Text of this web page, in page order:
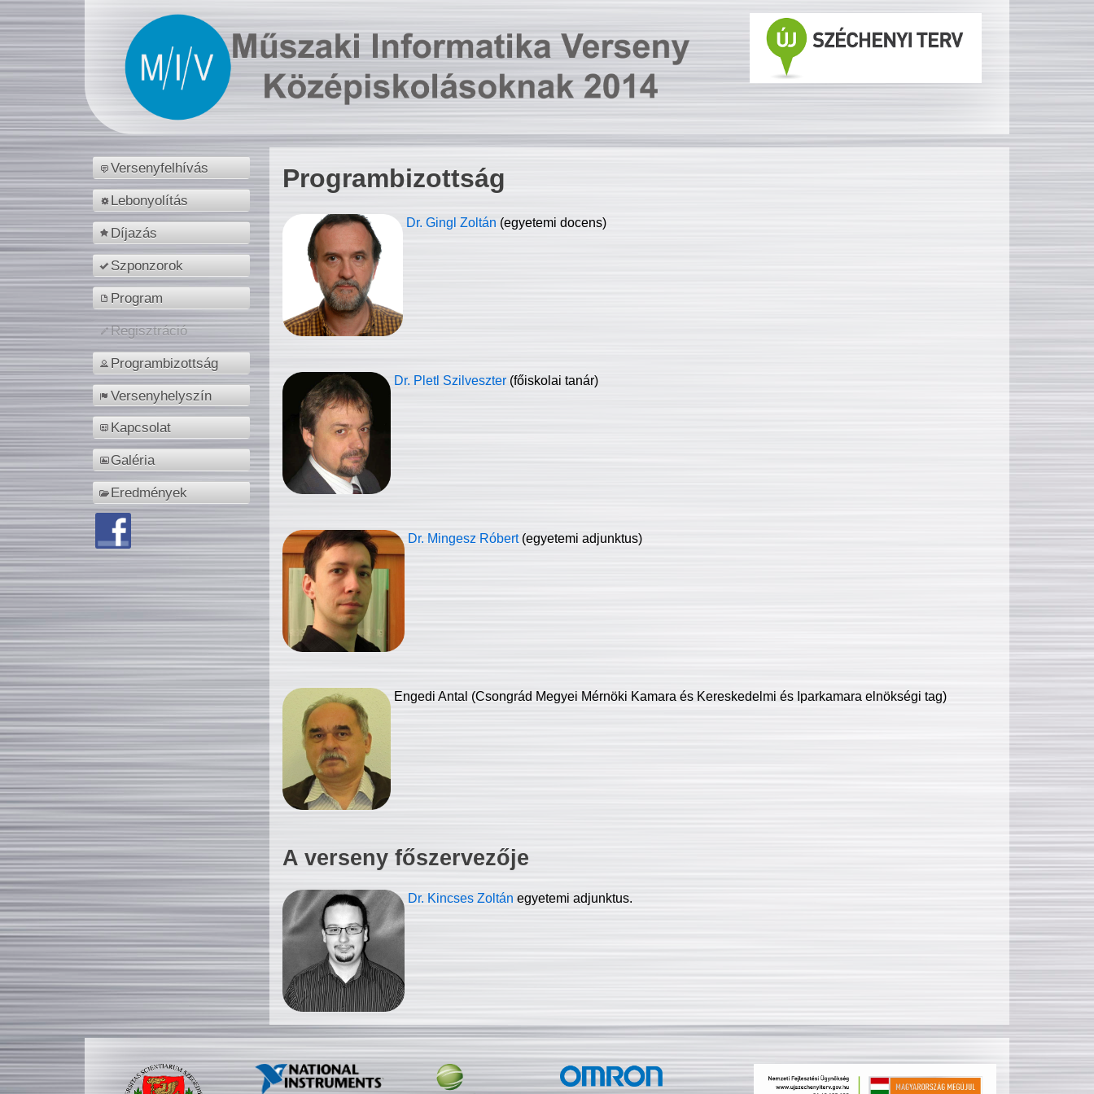
Versenyfelhívás
Lebonyolítás
Díjazás
Szponzorok
Program
Regisztráció
Programbizottság
Versenyhelyszín
Kapcsolat
Galéria
Eredmények
Programbizottság
Dr. Gingl Zoltán (egyetemi docens)
Dr. Pletl Szilveszter (főiskolai tanár)
Dr. Mingesz Róbert (egyetemi adjunktus)
Engedi Antal (Csongrád Megyei Mérnöki Kamara és Kereskedelmi és Iparkamara elnökségi tag)
A verseny főszervezője
Dr. Kincses Zoltán egyetemi adjunktus.